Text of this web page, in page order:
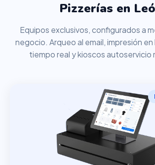
Pizzerías en
Equipos exclusivos, configurados a
negocio. Arqueo al email, impresión
tiempo real y kioscos autoservicio